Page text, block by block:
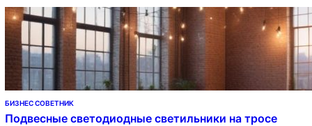
БИЗНЕС СОВЕТНИК
Подвесные светодиодные светильники на тросе